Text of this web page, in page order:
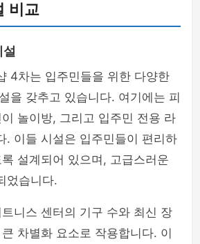
비교
4차는 입주민들을 위한 다양한
을 갖추고 있습니다. 여기에는 피
놀이방, 그리고 입주민 전용 라
. 이들 시설은 입주민들이 편리하
설계되어 있으며, 고급스러운
었습니다.
니스 센터의 기구 수와 최신 장
차별화 요소로 작용합니다. 이